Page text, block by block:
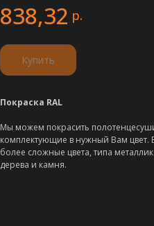
838,32 р.
Купить
Покраска RAL
Мы можем покрасить
комплектующие в нужный Вам цвет.
более сложные цвета, типа
дерева и камня.